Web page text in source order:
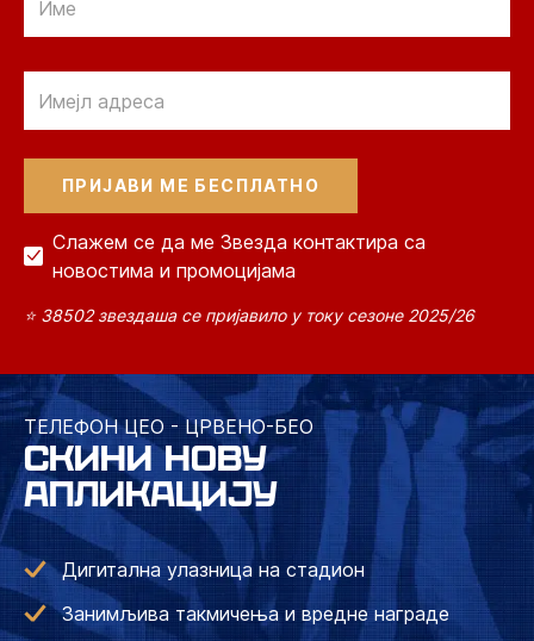
Слажем се да ме Звезда контактира са
новостима и промоцијама
⭐ 38502 звездаша се пријавило у току сезоне 2025/26
ТЕЛЕФОН ЦЕО - ЦРВЕНО-БЕО
СКИНИ НОВУ
АПЛИКАЦИЈУ
Дигитална улазница на стадион
Занимљива такмичења и вредне награде